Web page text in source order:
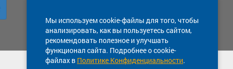
Мы используем cookie-файлы для того, чтобы
анализировать, как вы пользуетесь сайтом,
рекомендовать полезное и улучшать
функционал сайта. Подробнее о cookie-
файлах в Политике Конфиденциальности.